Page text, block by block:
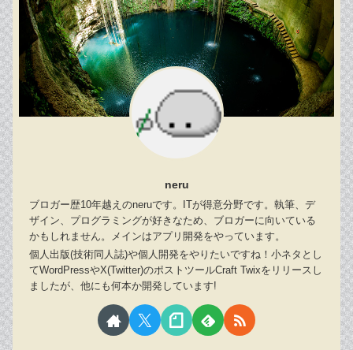
neru
ブロガー歴10年越えのneruです。ITが得意分野です。執筆、デ
ザイン、プログラミングが好きなため、ブロガーに向いている
かもしれません。メインはアプリ開発をやっています。
個人出版(技術同人誌)や個人開発をやりたいですね！小ネタとし
てWordPressやX(Twitter)のポストツールCraft Twixをリリースし
ましたが、他にも何本か開発しています!